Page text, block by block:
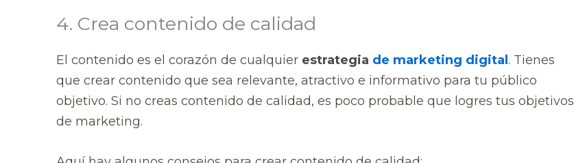
4. Crea contenido de calidad
El contenido es el corazón de cualquier estrategia de marketing digital . Tienes
que crear contenido que sea relevante, atractivo e informativo para tu público
objetivo. Si no creas contenido de calidad, es poco probable que logres tus objetivos
de marketing.